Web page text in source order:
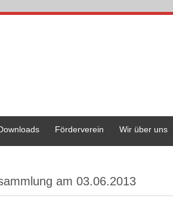
Förderverein Wir über uns
am 03.06.2013